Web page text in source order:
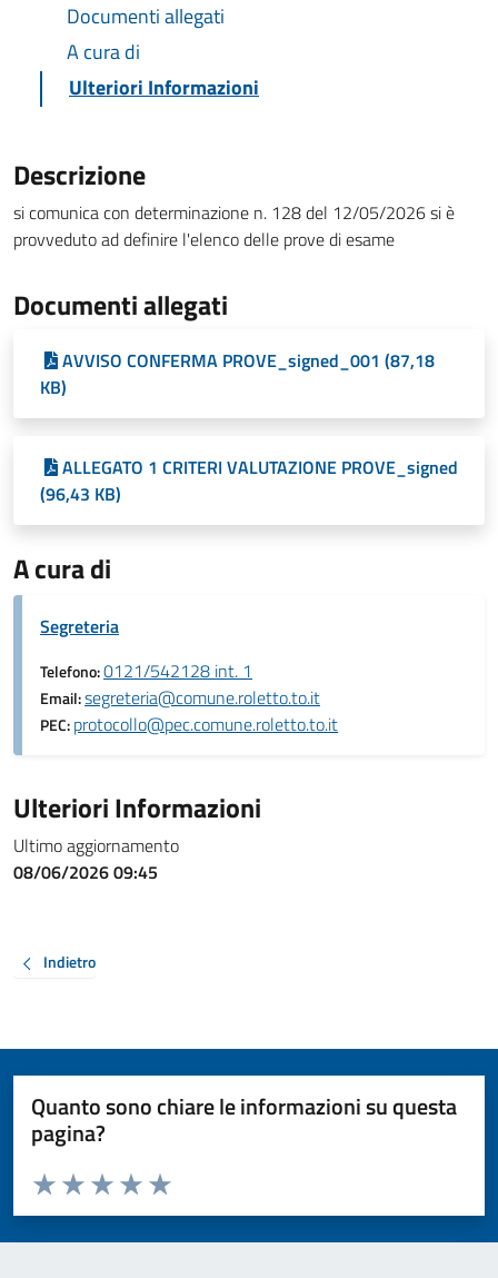
Documenti allegati
A cura di
Ulteriori Informazioni
Descrizione
si comunica con determinazione n. 128 del 12/05/2026 si è
provveduto ad definire l'elenco delle prove di esame
Documenti allegati
AVVISO CONFERMA PROVE_signed_001 (87,18
KB)
ALLEGATO 1 CRITERI VALUTAZIONE PROVE_signed
(96,43 KB)
A cura di
Segreteria
Telefono:0121/542128 int. 1
Email:segreteria@comune.roletto.to.it
PEC:protocollo@pec.comune.roletto.to.it
Ulteriori Informazioni
Ultimo aggiornamento
08/06/2026 09:45
Indietro
Quanto sono chiare le informazioni su questa
pagina?
Valuta da 1 a 5 stelle la pagina
Valuta 5 stelle su 5
Valuta 4 stelle su 5
Valuta 3 stelle su 5
Valuta 2 stelle su 5
Valuta 1 stelle su 5